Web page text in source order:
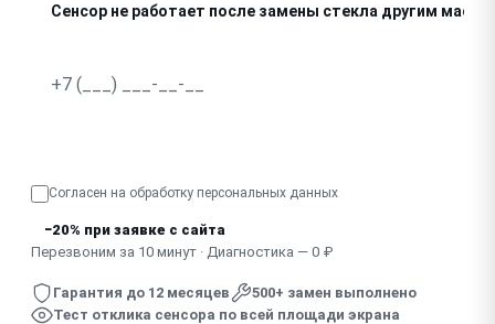
Сенсор не работает после замены стекла другим
Согласен на обработку персональных данных
−20% при заявке с сайта
Перезвоним за 10 минут · Диагностика — 0 ₽
Гарантия до 12 месяцев
500+ замен выполнено
Тест отклика сенсора по всей площади экрана